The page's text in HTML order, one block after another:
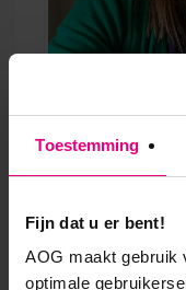
Toestemming
Fijn dat u er bent!
AOG maakt gebruik
optimale
Karin Hilverts –
“Voor mijn rol als
traject. Dat doe ik
een benadering
en probeer ik wat